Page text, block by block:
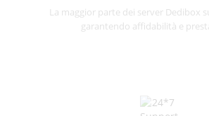
La maggior parte dei server Dedibox
garantendo affidabilità e